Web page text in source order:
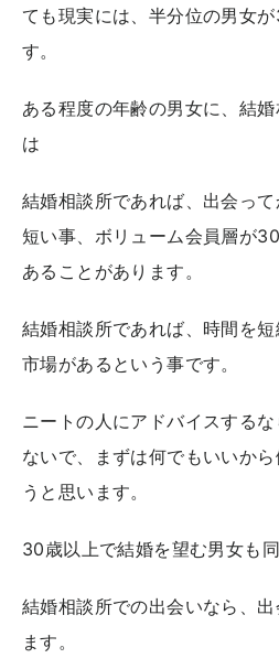
ても現実には、半分位の男女
す。
ある程度の年齢の男女に、結
は
結婚相談所であれば、出会っ
短い事、ボリューム会員層が
あることがあります。
結婚相談所であれば、時間を
市場があるという事です。
ニートの人にアドバイスする
ないで、まずは何でもいいか
うと思います。
30歳以上で結婚を望む男女も同
結婚相談所での出会いなら、
ます。